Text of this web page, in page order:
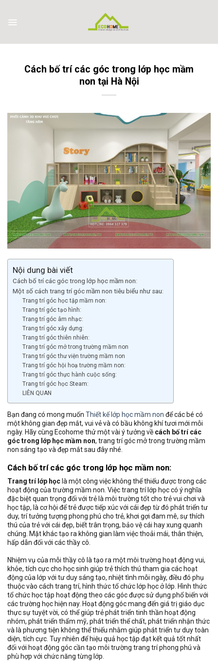
content
Cách bố trí các góc trong lớp học mầm
non tại Hà Nội
Nội dung bài viết
Cách bố trí các góc trong lớp học mầm non:
Một số cách trang trí góc mầm non tiêu biểu như sau:
Trang trí góc học tập mầm non:
Trang trí góc tạo hình:
Trang trí góc âm nhạc:
Trang trí góc xây dựng:
Trang trí góc thiên nhiên:
Trang trí góc mở trong trường mầm non
Trang trí góc thư viện trường mầm non
Trang trí góc hội hoạ trường mầm non:
Trang trí góc thực hành cuộc sống:
Trang trí góc học Steam:
LIÊN QUAN
Bạn đang có mong muốn Thiết kế lớp học mầm non để các bé có
một không gian đẹp mắt, vui vẻ và có bầu không khí tươi mới mỗi
ngày. Hãy cùng Ecohome thử một vài ý tưởng về cách bố trí các
góc trong lớp học mầm non, trang trí góc mở trong trường mầm
non sáng tạo và đẹp mắt sau đây nhé.
Cách bố trí các góc trong lớp học mầm non:
Trang trí lớp học là một công việc không thể thiếu được trong các
hoạt động của trường mầm non. Việc trang trí lớp học có ý nghĩa
đặc biệt quan trọng đối với trẻ là môi trường tốt cho trẻ vui chơi và
học tập, là cơ hội để trẻ được tiếp xúc với cái đẹp từ đó phát triển tư
duy, trí tưởng tượng phong phú cho trẻ, khơi gợi đam mê, sự thích
thú của trẻ với cái đẹp, biết trân trọng, bảo vệ cái hay xung quanh
chúng. Mặt khác tạo ra không gian làm việc thoải mái, thân thiện,
hấp dẫn đối với các thầy cô.
Nhiệm vụ của mỗi thầy cô là tạo ra một môi trường hoạt động vui,
khỏe, tích cực cho học sinh giúp trẻ thích thú tham gia các hoạt
động của lớp với tư duy sáng tạo, nhiệt tình mỗi ngày, điều đó phụ
thuộc vào cách trang trí, hình thức tổ chức lớp học ở lớp. Hình thức
tổ chức học tập hoạt động theo các góc được sử dụng phổ biến với
các trường học hiện nay. Hoạt động góc mang đến giá trị giáo dục
thực sự tuyệt vời, có thể giúp trẻ phát triển tinh thần hoạt động
nhóm, phát triển thẩm mỹ, phát triển thể chất, phát triển nhận thức
và là phương tiện không thể thiếu nhằm giúp phát triển tư duy toàn
diện, tích cực. Tuy nhiên để hiệu quả học tập đạt kết quả tốt nhất
đối với hoạt động góc cần tạo môi trường trang trí phong phú và
phù hợp với chức năng từng lớp.